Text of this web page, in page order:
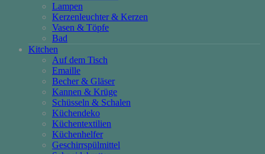
Lampen
Kerzenleuchter & Kerzen
Vasen & Töpfe
Bad
Kitchen
Auf dem Tisch
Emaille
Becher & Gläser
Kannen & Krüge
Schüsseln & Schalen
Küchendeko
Küchentextilien
Küchenhelfer
Geschirrspülmittel